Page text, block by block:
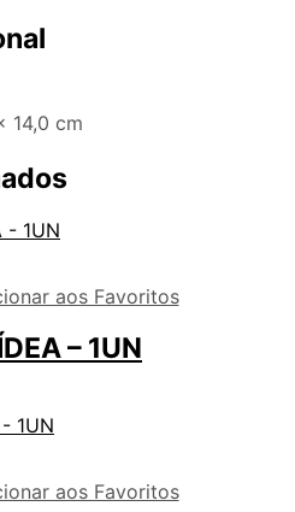
14,0 cm
aos Favoritos
– 1UN
aos Favoritos